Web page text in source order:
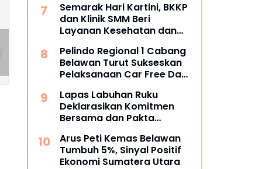
MAPN 4 Medan
adakan Resepsi
Tasyakuran
Angkatan XIV :
Mengukir Kenangan,
Menyongsong
Perjuangan Masa
Murid MAPN 4
Medan Ukir
pada Gebyar
Muharram 1448 H
Semarak Hari Kartini, BKKP
dan Klinik SMM Beri
Layanan Kesehatan dan
Sektor Transportasi
Maritim
Pelindo Regional 1 Cabang
Belawan Turut Sukseskan
Pelaksanaan Car Free Day
Lapas Labuhan Ruku
Deklarasikan Komitmen
Bersama dan Pakta
Arus Peti Kemas Belawan
Tumbuh 5%, Sinyal Positif
Ekonomi Sumatera Utara